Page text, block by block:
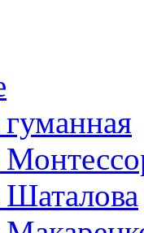
гуманная
Шаталова